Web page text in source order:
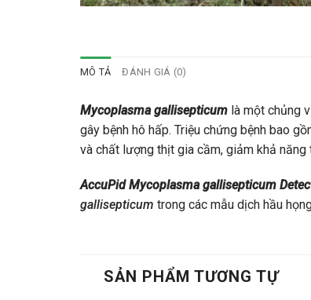
MÔ TẢ ĐÁNH GIÁ (0)
Mycoplasma gallisepticum là một chủng
gây bệnh hô hấp. Triệu chứng bệnh bao
và chất lượng thịt gia cầm, giảm khả năng
AccuPid Mycoplasma gallisepticum
gallisepticum trong các mẫu dịch hầu
SẢN PHẨM TƯƠNG TỰ